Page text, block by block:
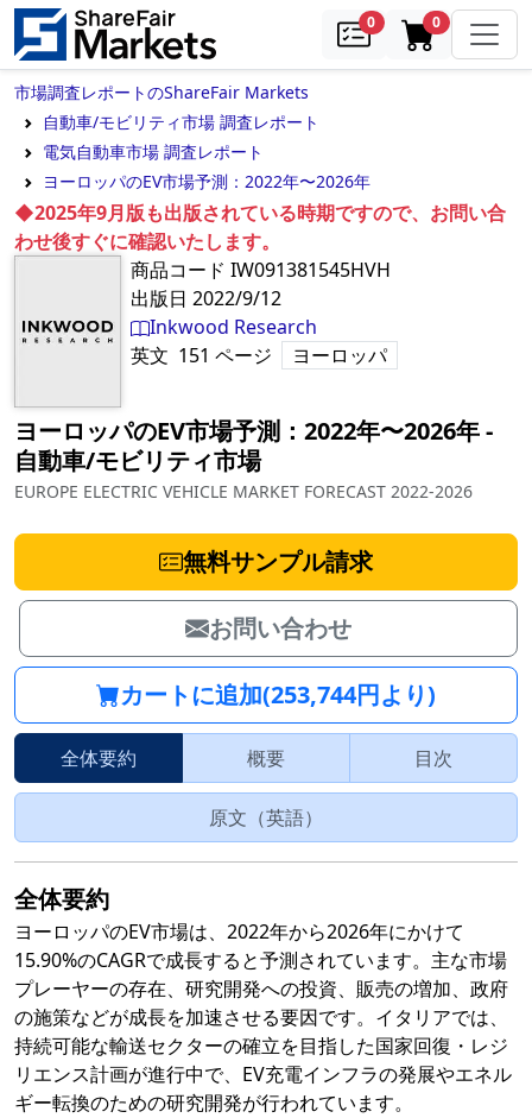
0samples0in cart
市場調査レポートのShareFair Markets
自動車/モビリティ市場 調査レポート
電気自動車市場 調査レポート
ヨーロッパのEV市場予測：2022年〜2026年
◆2025年9月版も出版されている時期ですので、お問い合
わせ後すぐに確認いたします。
商品コード IW091381545HVH
出版日 2022/9/12
Inkwood Research
英文 151 ページ ヨーロッパ
ヨーロッパのEV市場予測：2022年〜2026年‐
自動車/モビリティ市場
EUROPE ELECTRIC VEHICLE MARKET FORECAST 2022-2026
無料サンプル請求
お問い合わせ
カートに追加(253,744円より)
全体要約 概要 目次
原文（英語）
全体要約
ヨーロッパのEV市場は、2022年から2026年にかけて
15.90%のCAGRで成長すると予測されています。主な市場
プレーヤーの存在、研究開発への投資、販売の増加、政府
の施策などが成長を加速させる要因です。イタリアでは、
持続可能な輸送セクターの確立を目指した国家回復・レジ
リエンス計画が進行中で、EV充電インフラの発展やエネル
ギー転換のための研究開発が行われています。